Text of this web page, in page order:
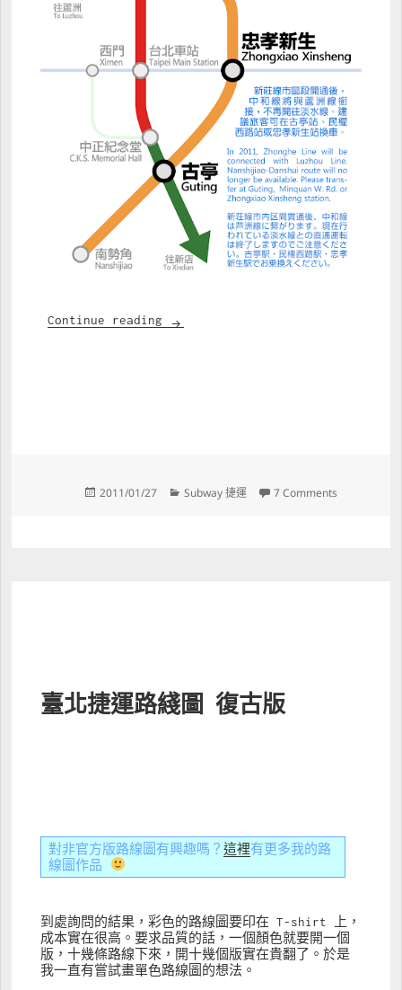
Continue reading 橘線連通宣傳
Posted
2011/01/27 Categories
Subway 捷運 7 Comments
臺北捷運路綫圖 復古版
對非官方版路線圖有興趣嗎？這裡有更多我的路
線圖作品
到處詢問的結果，彩色的路線圖要印在 T-shirt 上，
成本實在很高。要求品質的話，一個顏色就要開一個
版，十幾條路線下來，開十幾個版實在貴翻了。於是
我一直有嘗試畫單色路線圖的想法。